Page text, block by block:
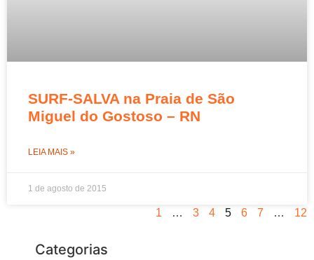
SURF-SALVA na Praia de São
Miguel do Gostoso – RN
LEIA MAIS »
1 de agosto de 2015
1 … 3 4 5 6 7 … 12
Categorias